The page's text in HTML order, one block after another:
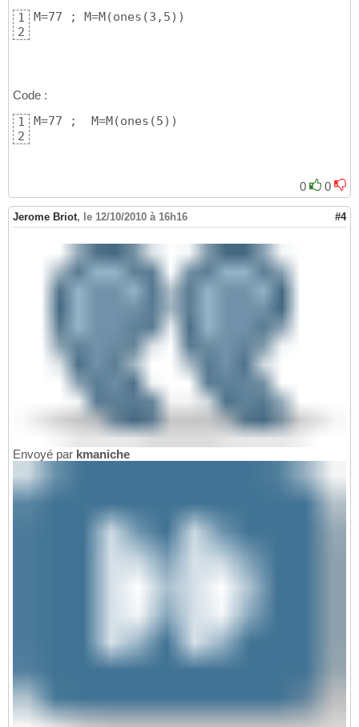
1
2
M=77 ; M=M(ones(3,5))
Code :
1
2
M=77 ;  M=M(ones(5))
0 0
Jerome Briot, le 12/10/2010 à 16h16 #4
Envoyé par kmaniche